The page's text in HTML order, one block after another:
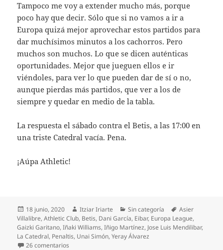
Tampoco me voy a extender mucho más, porque
poco hay que decir. Sólo que si no vamos a ir a
Europa quizá mejor aprovechar estos partidos para
dar muchísimos minutos a los cachorros. Pero
muchos son muchos. Lo que se dicen auténticas
oportunidades. Mejor que jueguen ellos e ir
viéndoles, para ver lo que pueden dar de sí o no,
aunque pierdas más partidos, que ver a los de
siempre y quedar en medio de la tabla.
La respuesta el sábado contra el Betis, a las 17:00 en
una triste Catedral vacía. Pena.
¡Aúpa Athletic!
Publicado
el
18 junio, 2020 Autor
Itziar Iriarte Categorías
Sin categoría Etiquetas
Asier
Villalibre,Athletic Club, Betis, Dani García, Eibar, Europa League,
Gaizki Garitano,Iñaki Williams,Iñigo Martínez, Jose Luis Mendilibar,
La Catedral, Penaltis, Unai Simón,Yeray Álvarez
26 comentarios